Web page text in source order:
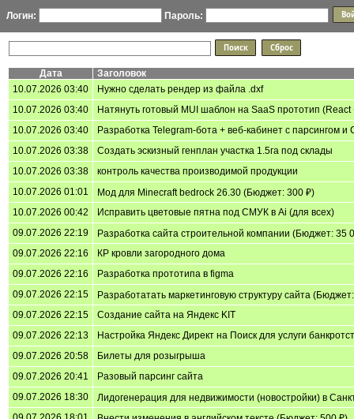
Логин: Пароль:
Дата
Заголовок
10.07.2026 03:40
Нужно сделать рендер из файла .dxf
10.07.2026 03:40
Натянуть готовый MUI шаблон на SaaS прототип (React
10.07.2026 03:40
Разработка Telegram-бота + веб-кабинет с парсингом и
10.07.2026 03:38
Создать эскизный генплан участка 1.5га под склады
10.07.2026 03:38
контроль качества производимой продукции
10.07.2026 01:01
Мод для Minecraft bedrock 26.30 (Бюджет: 300 ₽)
10.07.2026 00:42
Исправить цветовые пятна под СМУК в Ai (для всех)
09.07.2026 22:19
Разработка сайта строительной компании (Бюджет: 35
09.07.2026 22:16
КР кровли загородного дома
09.07.2026 22:16
Разработка прототипа в figma
09.07.2026 22:15
Разработатать маркетинговую структуру сайта
09.07.2026 22:15
Создание сайта на Яндекс KIT
09.07.2026 22:13
Настройка Яндекс Директ на Поиск для услуги
09.07.2026 20:58
Билеты для розыгрыша
09.07.2026 20:41
Разовый парсинг сайта
09.07.2026 18:30
Лидогенерация для недвижимости (новостройки) в